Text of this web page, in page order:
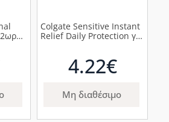
Colgate Sensitive Instant
Relief Daily Protection για
Δοντιών, 75ml
4.22€
Μη διαθέσιμο